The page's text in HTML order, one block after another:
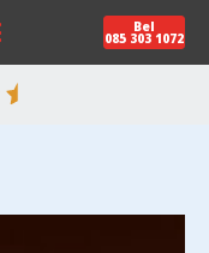
Bel
085 303 1072